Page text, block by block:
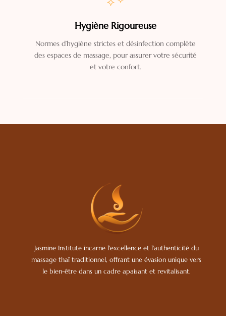
Hygiène Rigoureuse
Normes d’hygiène strictes et désinfection complète
des espaces de massage, pour assurer votre sécurité
et votre confort.
Jasmine Institute incarne l'excellence et l'authenticité du
massage thaï traditionnel, offrant une évasion unique vers
le bien-être dans un cadre apaisant et revitalisant.